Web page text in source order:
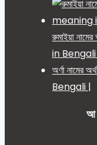
রুমাইয়া
in
অর্ণা
Bengali |
আ